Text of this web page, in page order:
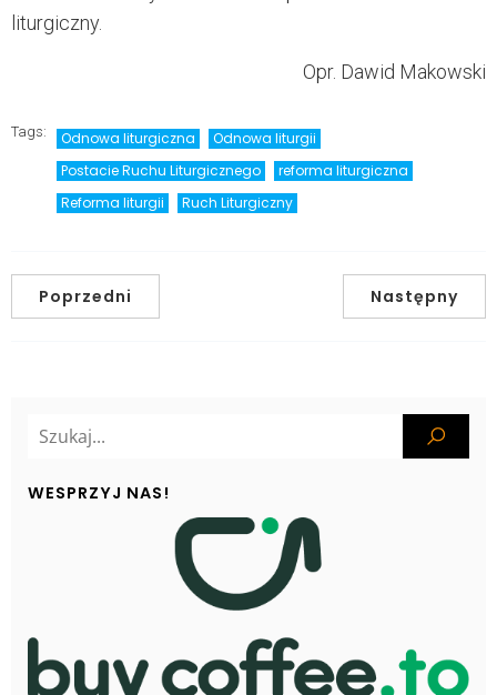
liturgiczny.
Opr. Dawid Makowski
Tags: Odnowa liturgiczna
Odnowa liturgii
Postacie Ruchu Liturgicznego
reforma liturgiczna
Reforma liturgii
Ruch Liturgiczny
Poprzedni Następny
WESPRZYJ NAS!